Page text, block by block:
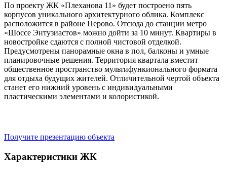
По проекту ЖК «Плеханова 11» будет построено пять
корпусов уникального архитектурного облика. Комплекс
расположится в районе Перово. Отсюда до станции метро
«Шоссе Энтузиастов» можно дойти за 10 минут. Квартиры в
новостройке сдаются с полной чистовой отделкой.
Предусмотрены панорамные окна в пол, балконы и умные
планировочные решения. Территория квартала вместит
общественное пространство мультифункионального формата
для отдыха будущих жителей. Отличительной чертой объекта
станет его нижний уровень с индивидуальными
пластическими элементами и колористикой.
Получите презентацию объекта
Характеристики ЖК